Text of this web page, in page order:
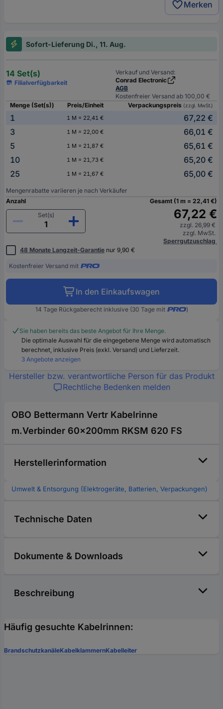
Merken
Sofort-Lieferung Di., 11. Aug.
14 Set(s)
Filialverfügbarkeit
Verkauf und Versand:
Conrad Electronic
AGB
Kostenfreier Versand ab 100,00 €
Menge (Set(s))
Preis/Einheit Verpackungspreis (zzgl. MwSt.)
1 1 M = 22,41 €
67,22 €
3
1 M = 22,00 €
66,01 €
5
1 M = 21,87 €
65,61 €
10
1 M = 21,73 €
65,20 €
25
1 M = 21,67 € 65,00 €
Mengenrabatte variieren je nach Verkäufer
Anzahl
Set(s)
Gesamt (1 m = 22,41 €)
67,22 €
zzgl. 26,99 €
zzgl. MwSt.
Sperrgutzuschlag
48 Monate Langzeit-Garantie nur 9,90 €
Kostenfreier Versand mit
In den Einkaufswagen
14 Tage Rückgaberecht inklusive (30 Tage mit )
Sie haben bereits das beste Angebot für Ihre Menge.
Die optimale Auswahl für die eingegebene Menge wird automatisch
berechnet, inklusive Preis (exkl. Versand) und Lieferzeit.
3 Angebote anzeigen
Hersteller bzw. verantwortliche Person für das Produkt
Rechtliche Bedenken melden
OBO Bettermann Vertr Kabelrinne
m.Verbinder 60x200mm RKSM 620 FS
Herstellerinformation
Umwelt & Entsorgung (Elektrogeräte, Batterien, Verpackungen)
Technische Daten
Dokumente & Downloads
Beschreibung
Häufig gesuchte Kabelrinnen:
BrandschutzkanäleKabelklammernKabelleiter